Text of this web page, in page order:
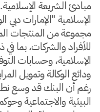
مبادئ الشريعة
الإسلامية "الإمارات
مجموعة من المنتجات
للأفراد والشركات، بما
الإسلامية، وحسابات
ودائع الوكالة وتمويل
رغم أن البنك قد وسع
البيئية والاجتماعية